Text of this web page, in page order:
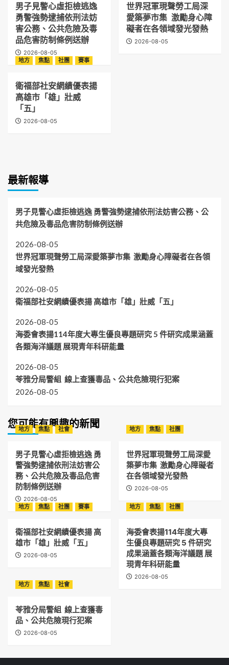
男子見警心虛拒檢逃逸
勇警強勢逮捕依刑法妨
害公務、公共危險及毒
品危害防制條例送辦
2026-08-05
世界冠軍現聲勞工局深
愛築夢市集 激勵身心障
礙者在各領域發光發熱
2026-08-05
地方 焦點 社團 賽事
衛福部社安網績優表揚
高雄市「雄」壯威
「五」
2026-08-05
最新報導
男子見警心虛拒檢逃逸 勇警強勢逮捕依刑法妨害公務、公
共危險及毒品危害防制條例送辦
2026-08-05
世界冠軍現聲勞工局深愛築夢市集 激勵身心障礙者在各領
域發光發熱
2026-08-05
衛福部社安網績優表揚 高雄市「雄」壯威「五」
2026-08-05
海委會表揚114年度大專生優良專題研究 5 件研究成果涵蓋
各類海洋議題 展現青年科研能量
2026-08-05
苓雅分局警組 線上查獲毒品、公共危險現行犯案
2026-08-05
您可能有興趣的新聞
地方 焦點 社會
男子見警心虛拒檢逃逸 勇
警強勢逮捕依刑法妨害公
務、公共危險及毒品危害
防制條例送辦
2026-08-05
地方 焦點 社團
世界冠軍現聲勞工局深愛
築夢市集 激勵身心障礙者
在各領域發光發熱
2026-08-05
地方 焦點 社團 賽事
衛福部社安網績優表揚 高
雄市「雄」壯威「五」
2026-08-05
地方 焦點 社團
海委會表揚114年度大專
生優良專題研究 5 件研究
成果涵蓋各類海洋議題 展
現青年科研能量
2026-08-05
地方
焦點 社會
苓雅分局警組 線上查獲毒
品、公共危險現行犯案
2026-08-05